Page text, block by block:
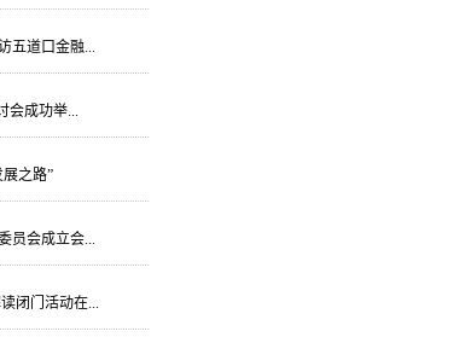
五道口金融...
会成功举...
之路”
员会成立会...
闭门活动在...